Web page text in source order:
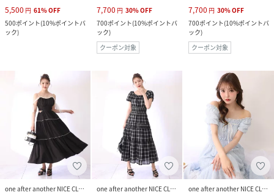
5,500 円 61%OFF
500ポイント(10%ポイントバ
ック)
7,700 円 30%OFF
700ポイント(10%ポイントバ
ック)
クーポン対象
7,700 円 30%OFF
700ポイント(10%ポイントバ
ック)
クーポン対象
one after another NICE CLAUP
one after another NICE CLAUP
one after another NICE CLAUP